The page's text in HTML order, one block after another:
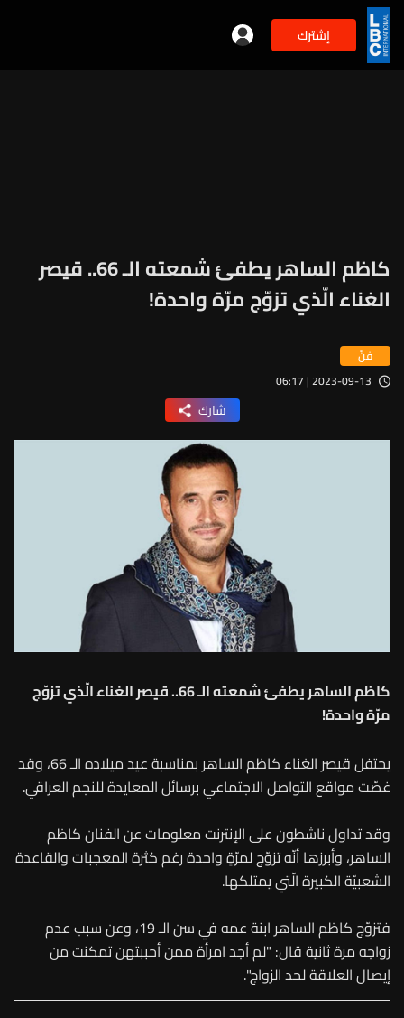
إشترك
كاظم الساهر يطفئ شمعته الـ 66.. قيصر
الغناء الّذي تزوّج مرّة واحدة!
فنّ
2023-09-13 | 06:17
شارك
كاظم الساهر يطفئ شمعته الـ 66.. قيصر الغناء الّذي تزوّج
مرّة واحدة!
يحتفل قيصر الغناء كاظم الساهر بمناسبة عيد ميلاده الـ 66، وقد
غصّت مواقع التواصل الاجتماعي برسائل المعايدة للنجم العراقي.
وقد تداول ناشطون على الإنترنت معلومات عن الفنان كاظم
الساهر، وأبرزها أنّه تزوّج لمرّةٍ واحدة رغم كثرة المعجبات والقاعدة
الشعبيّة الكبيرة الّتي يمتلكها.
فتزوّج كاظم الساهر ابنة عمه في سن الـ 19، وعن سبب عدم
زواجه مرة ثانية قال: "لم أجد امرأة ممن أحببتهن تمكنت من
إيصال العلاقة لحد الزواج".